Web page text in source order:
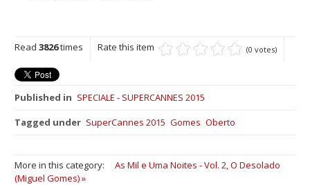
Read3826times Rate this item (0 votes)
Published in SPECIALE - SUPERCANNES 2015
Tagged under SuperCannes 2015 Gomes Oberto
More in this category:
As Mil e Uma Noites - Vol. 2, O Desolado
(Miguel Gomes) »